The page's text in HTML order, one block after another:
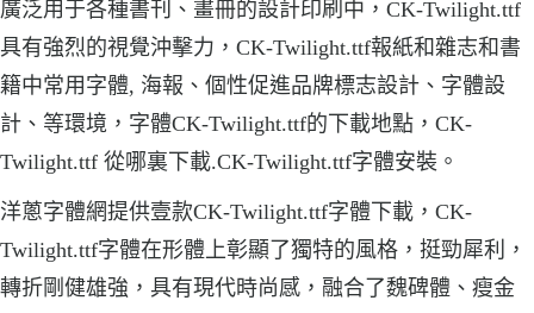
廣泛用于各種書刊、畫冊的設計印刷中，CK-Twilight.ttf
具有強烈的視覺沖擊力，CK-Twilight.ttf報紙和雜志和書
籍中常用字體, 海報、個性促進品牌標志設計、字體設
計、等環境，字體CK-Twilight.ttf的下載地點，CK-
Twilight.ttf 從哪裏下載.CK-Twilight.ttf字體安裝。
洋蔥字體網提供壹款CK-Twilight.ttf字體下載，CK-
Twilight.ttf字體在形體上彰顯了獨特的風格，挺勁犀利，
轉折剛健雄強，具有現代時尚感，融合了魏碑體、瘦金